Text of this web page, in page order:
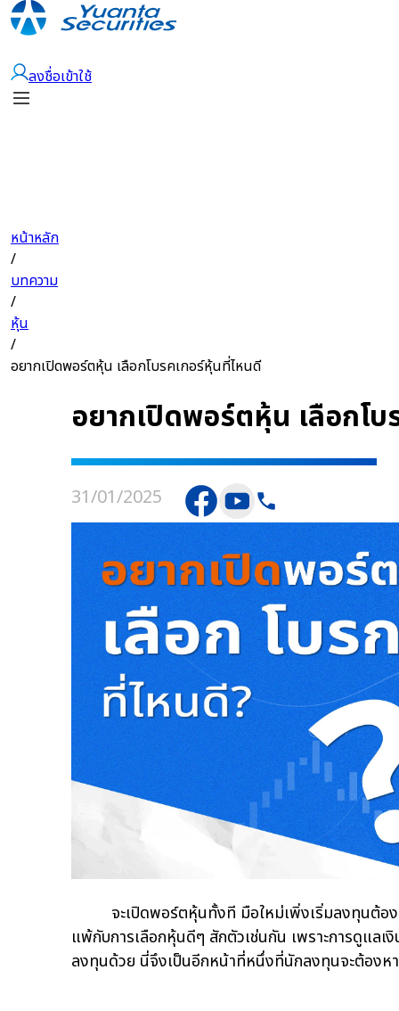
ลงชื่อเข้าใช้
หน้าหลัก
/
บทความ
/
หุ้น
/
อยากเปิดพอร์ตหุ้น เลือกโบรคเกอร์หุ้นที่ไหนดี
อยากเปิดพอร์ตหุ้น เลือกโ
31/01/2025
จะเปิดพอร์ตหุ้นทั้งที มือใหม่เพิ่งเริ่มลงทุนต้องคิด
แพ้กับการเลือกหุ้นดีๆ สักตัวเช่นกัน เพราะการดูแล
ลงทุนด้วย นี่จึงเป็นอีกหน้าที่หนึ่งที่นักลงทุนจะต้องหาโ